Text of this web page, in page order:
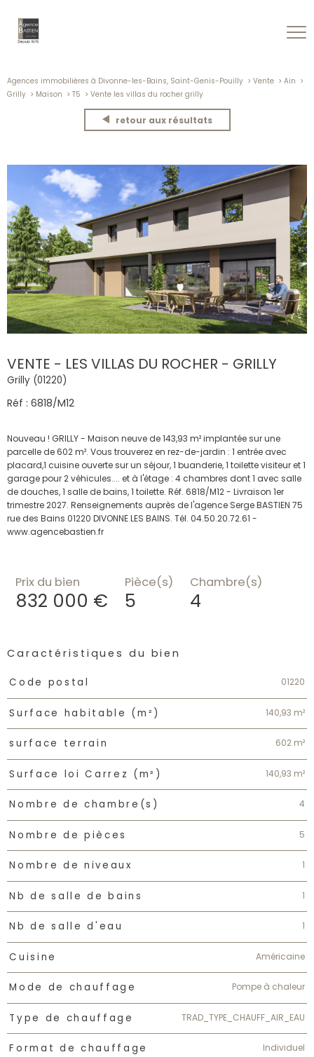
Agences immobilières à Divonne-les-Bains, Saint-Genis-Pouilly Vente
Ain
Grilly
Maison T5 Vente les villas du rocher grilly
retour aux résultats
VENTE - LES VILLAS DU ROCHER - GRILLY
Grilly (01220)
Réf : 6818/M12
Nouveau ! GRILLY - Maison neuve de 143,93 m² implantée sur une
parcelle de 602 m². Vous trouverez en rez-de-jardin : 1 entrée avec
placard,1 cuisine ouverte sur un séjour, 1 buanderie, 1 toilette visiteur et 1
garage pour 2 véhicules.... et à l'étage : 4 chambres dont 1 avec salle
de douches, 1 salle de bains, 1 toilette. Réf. 6818/M12 - Livraison 1er
trimestre 2027. Renseignements auprès de l'agence Serge BASTIEN 75
rue des Bains 01220 DIVONNE LES BAINS. Tél. 04.50.20.72.61 -
www.agencebastien.fr
Prix du bien
832 000 €
Pièce(s)
5
Chambre(s)
4
Caractéristiques du bien
Caractéristiques Valeurs
Code postal 01220
Surface habitable (m²) 140,93 m²
surface terrain 602 m²
Surface loi Carrez (m²) 140,93 m²
Nombre de chambre(s) 4
Nombre de pièces 5
Nombre de niveaux 1
Nb de salle de bains 1
Nb de salle d'eau 1
Cuisine Américaine
Mode de chauffage Pompe à chaleur
Type de chauffage TRAD_TYPE_CHAUFF_AIR_EAU
Format de chauffage Individuel